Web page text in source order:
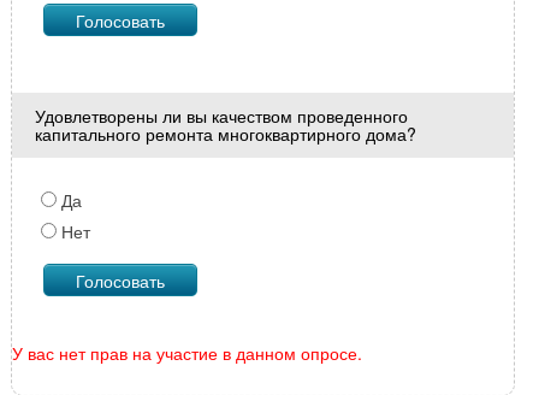
Удовлетворены ли вы качеством проведенного
капитального ремонта многоквартирного дома?
Да
Нет
У вас нет прав на участие в данном опросе.